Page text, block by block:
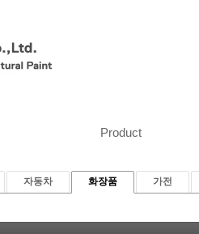
Product
자동차 화장품 가전